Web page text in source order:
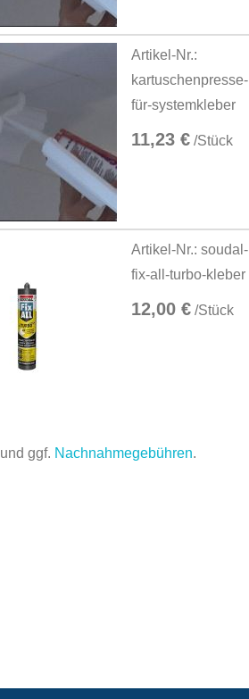
Artikel-Nr.:
kartuschenpresse-
für-systemkleber
11,23 € /Stück
Artikel-Nr.: soudal-
fix-all-turbo-kleber
12,00 € /Stück
und ggf. Nachnahmegebühren.